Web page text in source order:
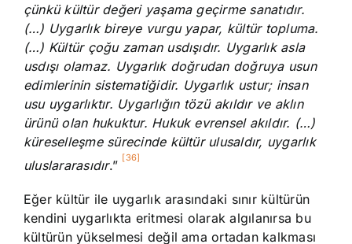
çünkü kültür değeri yaşama geçirme sanatıdır.
(…) Uygarlık bireye vurgu yapar, kültür topluma.
(…) Kültür çoğu zaman usdışıdır. Uygarlık asla
usdışı olamaz. Uygarlık doğrudan doğruya usun
edimlerinin sistematiğidir. Uygarlık ustur; insan
usu uygarlıktır. Uygarlığın tözü akıldır ve aklın
ürünü olan hukuktur. Hukuk evrensel akıldır. (…)
küreselleşme sürecinde kültür ulusaldır, uygarlık
uluslararasıdır.” [36]
Eğer kültür ile uygarlık arasındaki sınır kültürün
kendini uygarlıkta eritmesi olarak algılanırsa bu
kültürün yükselmesi değil ama ortadan kalkması